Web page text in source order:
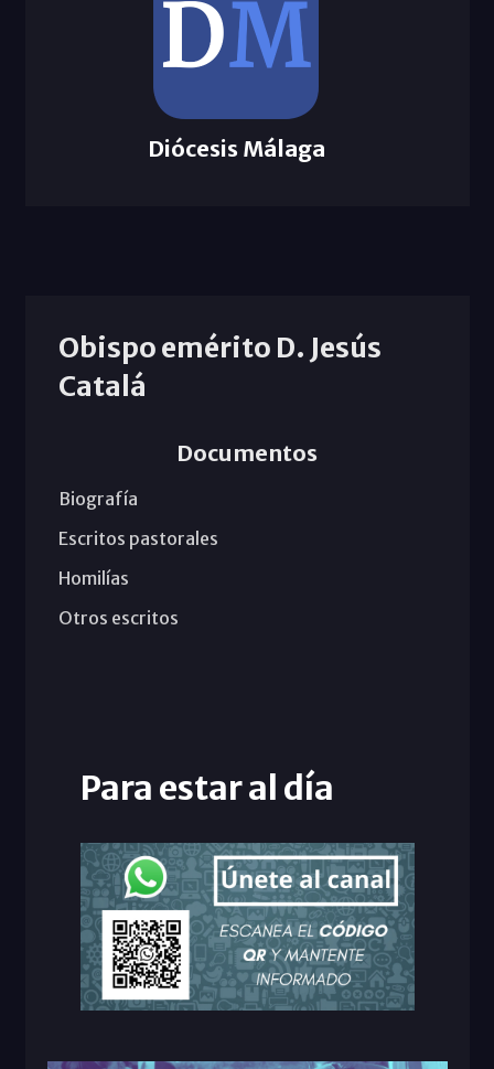
Diócesis Málaga
Obispo emérito D. Jesús
Catalá
Documentos
Biografía
Escritos pastorales
Homilías
Otros escritos
Para estar al día